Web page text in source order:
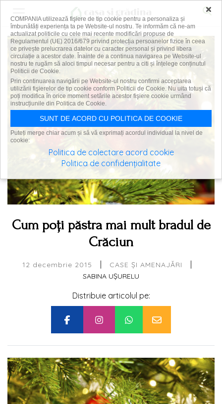
Cum poți păstra mai mult bradul de
Crăciun
12 decembrie 2015 CASE ȘI AMENAJĂRI
SABINA UȘURELU
Distribuie articolul pe:
×
COMPANIA utilizează fişiere de tip cookie pentru a personaliza și
îmbunătăți experiența ta pe Website-ul nostru. Te informăm că ne-am
actualizat politicile cu cele mai recente modificări propuse de
Regulamentul (UE) 2016/679 privind protecția persoanelor fizice în ceea
ce privește prelucrarea datelor cu caracter personal și privind libera
circulație a acestor date. Înainte de a continua navigarea pe Website-ul
nostru te rugăm să aloci timpul necesar pentru a citi și înțelege conținutul
Politicii de Cookie.
Prin continuarea navigării pe Website-ul nostru confirmi acceptarea
utilizării fişierelor de tip cookie conform Politicii de Cookie. Nu uita totuși că
poți modifica în orice moment setările acestor fişiere cookie urmând
instrucțiunile din Politica de Cookie.
SUNT DE ACORD CU POLITICA DE COOKIE
Puteți merge chiar acum și să vă exprimați acordul individual la nivel de
cookie:
Politica de colectare acord cookie
Politica de confidențialitate